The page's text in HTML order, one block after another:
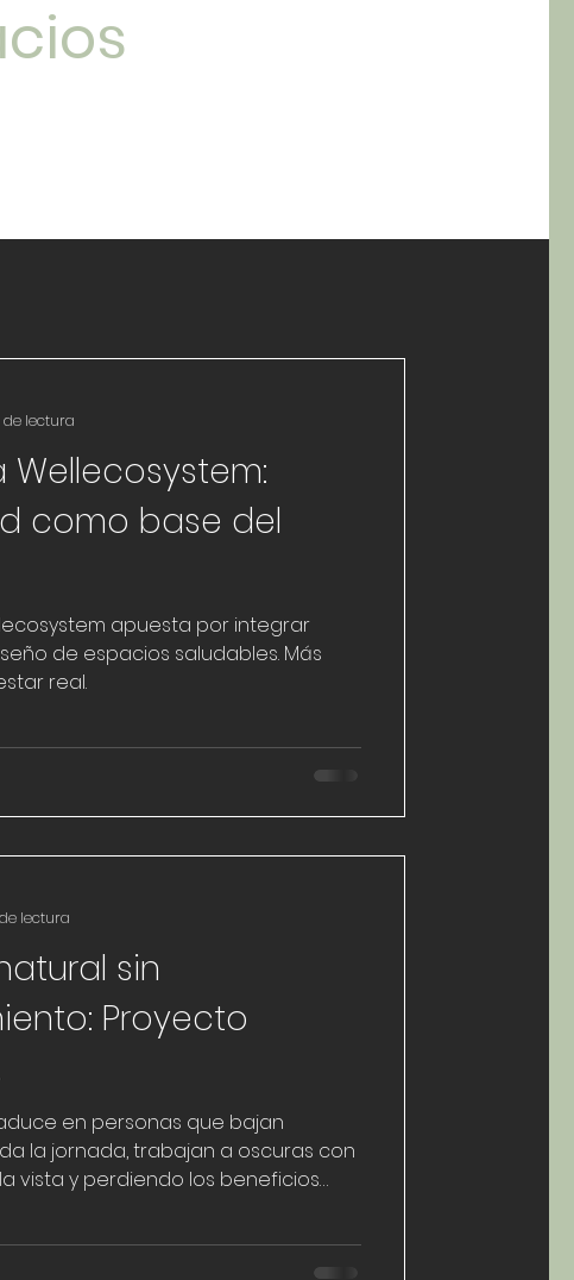
Wellecosystem:
como base del
apuesta por integrar
de espacios saludables. Más
real.
lectura
sin
Proyecto
en personas que bajan
la jornada, trabajan a oscuras con
vista y perdiendo los beneficios
proyecto, implementamos una
lectura